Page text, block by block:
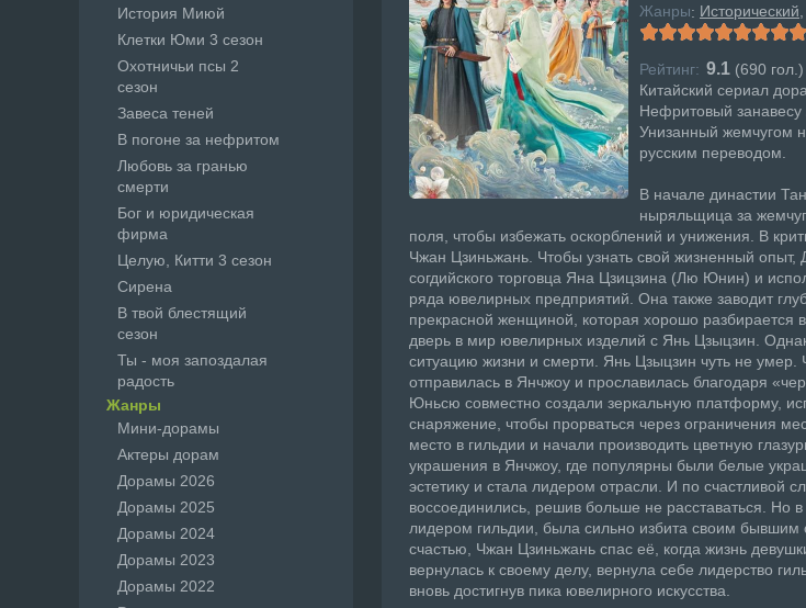
Жанры: Исторический
Рейтинг: 9.1 (690 гол.)
Китайский сериал
Нефритовый
Унизанный жемчугом
русским переводом.
В начале династии
ныряльщица за
поля, чтобы избежать оскорблений и унижения. В
Чжан Цзиньжань. Чтобы узнать свой жизненный опыт,
согдийского торговца Яна Цзицзина (Лю Юнин) и
ряда ювелирных предприятий. Она также заводит
прекрасной женщиной, которая хорошо разбирается
дверь в мир ювелирных изделий с Янь Цзыцзин.
ситуацию жизни и смерти. Янь Цзыцзин чуть не умер.
отправилась в Янчжоу и прославилась благодаря
Юньсю совместно создали зеркальную платформу,
снаряжение, чтобы прорваться через ограничения
место в гильдии и начали производить цветную
украшения в Янчжоу, где популярны были белые
эстетику и стала лидером отрасли. И по счастливой
воссоединились, решив больше не расставаться. Но в
лидером гильдии, была сильно избита своим
счастью, Чжан Цзиньжань спас её, когда жизнь
вернулась к своему делу, вернула себе лидерство
вновь достигнув пика ювелирного искусства.
История Миюй
Клетки Юми 3 сезон
Охотничьи псы 2
сезон
Завеса теней
В погоне за нефритом
Любовь за гранью
смерти
Бог и юридическая
фирма
Целую, Китти 3 сезон
Сирена
В твой блестящий
сезон
Ты - моя запоздалая
радость
Жанры
Мини-дорамы
Актеры дорам
Дорамы 2026
Дорамы 2025
Дорамы 2024
Дорамы 2023
Дорамы 2022